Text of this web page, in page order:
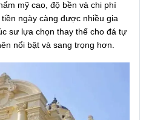
mỹ cao, độ bền và chi phí
ngày càng được nhiều gia
sư lựa chọn thay thế cho đá tự
nổi bật và sang trọng hơn.